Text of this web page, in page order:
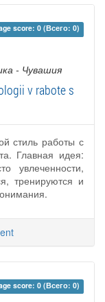
score: 0 (Всего: 0)
- Чувашия
v rabote s
стиль работы с
Главная идея:
увлеченности,
тренируются и
score: 0 (Всего: 0)